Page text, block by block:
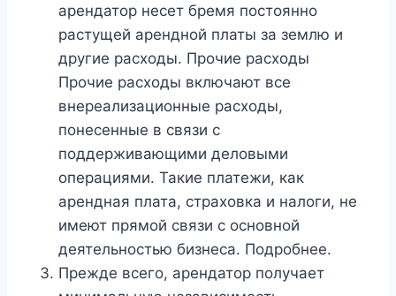
арендатор несет бремя постоянно
растущей арендной платы за землю и
другие расходы. Прочие расходы
Прочие расходы включают все
внереализационные расходы,
понесенные в связи с
поддерживающими деловыми
операциями. Такие платежи, как
арендная плата, страховка и налоги, не
имеют прямой связи с основной
деятельностью бизнеса. Подробнее.
Прежде всего, арендатор получает